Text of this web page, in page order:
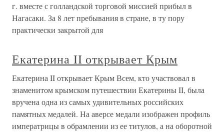
г. вместе с голландской торговой миссией прибыл в
Нагасаки. За 8 лет пребывания в стране, в ту пору
практически закрытой для
Екатерина II открывает Крым
Екатерина II открывает Крым Всем, кто участвовал в
знаменитом крымском путешествии Екатерины II, была
вручена одна из самых удивительных российских
памятных медалей. На аверсе медали изображен профиль
императрицы в обрамлении из ее титулов, а на оборотной